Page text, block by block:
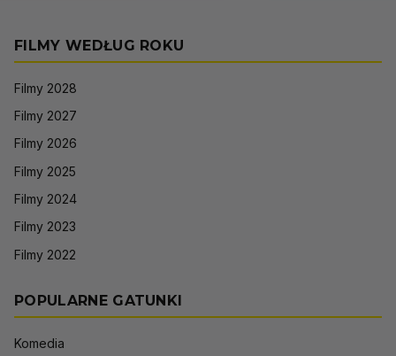
FILMY WEDŁUG ROKU
Filmy 2028
Filmy 2027
Filmy 2026
Filmy 2025
Filmy 2024
Filmy 2023
Filmy 2022
POPULARNE GATUNKI
Komedia